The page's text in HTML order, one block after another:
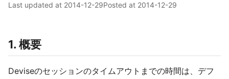
Last updated at 2014-12-29Posted at 2014-12-29
1. 概要
Deviseのセッションのタイムアウトまでの時間は、デフ